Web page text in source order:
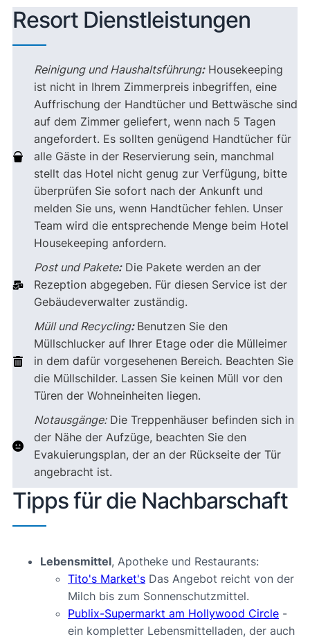
Resort Dienstleistungen
Reinigung und Haushaltsführung:Housekeeping
ist nicht in Ihrem Zimmerpreis inbegriffen, eine
Auffrischung der Handtücher und Bettwäsche sind
auf dem Zimmer geliefert, wenn nach 5 Tagen
angefordert. Es sollten genügend Handtücher für
alle Gäste in der Reservierung sein, manchmal
stellt das Hotel nicht genug zur Verfügung, bitte
überprüfen Sie sofort nach der Ankunft und
melden Sie uns, wenn Handtücher fehlen. Unser
Team wird die entsprechende Menge beim Hotel
Housekeeping anfordern.
Post und Pakete:Die Pakete werden an der
Rezeption abgegeben. Für diesen Service ist der
Gebäudeverwalter zuständig.
Müll und Recycling: Benutzen Sie den
Müllschlucker auf Ihrer Etage oder die Mülleimer
in dem dafür vorgesehenen Bereich. Beachten Sie
die Müllschilder. Lassen Sie keinen Müll vor den
Türen der Wohneinheiten liegen.
Notausgänge:Die Treppenhäuser befinden sich in
der Nähe der Aufzüge, beachten Sie den
Evakuierungsplan, der an der Rückseite der Tür
angebracht ist.
Tipps für die Nachbarschaft
Lebensmittel, Apotheke und Restaurants:
Tito's Market's Das Angebot reicht von der
Milch bis zum Sonnenschutzmittel.
Publix-Supermarkt am Hollywood Circle -
ein kompletter Lebensmittelladen, der auch